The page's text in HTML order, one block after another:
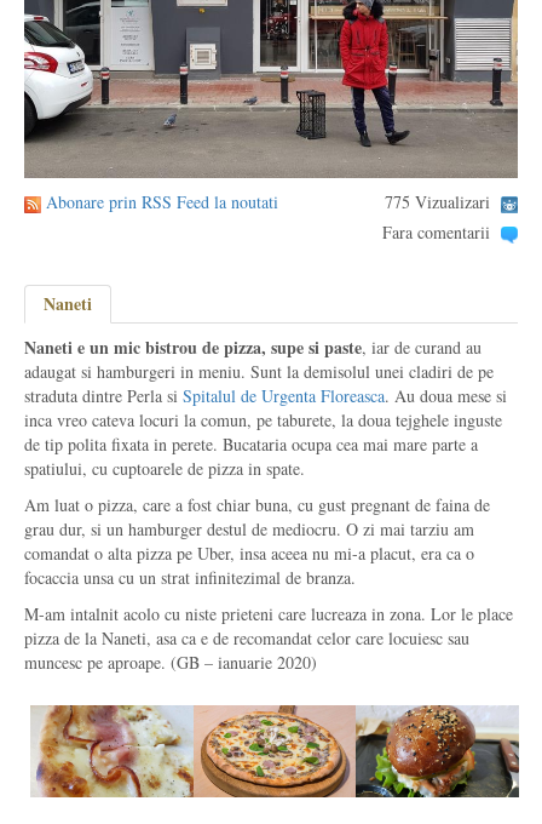
Abonare prin RSS Feed la noutati
775 Vizualizari
Fara comentarii
Naneti
Naneti e un mic bistrou de pizza, supe si paste, iar de curand au
adaugat si hamburgeri in meniu. Sunt la demisolul unei cladiri de pe
straduta dintre Perla si Spitalul de Urgenta Floreasca. Au doua mese si
inca vreo cateva locuri la comun, pe taburete, la doua tejghele inguste
de tip polita fixata in perete. Bucataria ocupa cea mai mare parte a
spatiului, cu cuptoarele de pizza in spate.
Am luat o pizza, care a fost chiar buna, cu gust pregnant de faina de
grau dur, si un hamburger destul de mediocru. O zi mai tarziu am
comandat o alta pizza pe Uber, insa aceea nu mi-a placut, era ca o
focaccia unsa cu un strat infinitezimal de branza.
M-am intalnit acolo cu niste prieteni care lucreaza in zona. Lor le place
pizza de la Naneti, asa ca e de recomandat celor care locuiesc sau
muncesc pe aproape. (GB – ianuarie 2020)